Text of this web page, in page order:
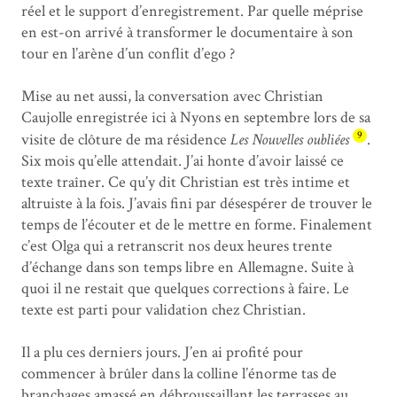
réel et le support d’enregistrement. Par quelle méprise
en est-on arrivé à transformer le documentaire à son
tour en l’arène d’un conflit d’ego ?
Mise au net aussi, la conversation avec Christian
Caujolle enregistrée ici à Nyons en septembre lors de sa
visite de clôture de ma résidence Les Nouvelles oubliées 9 .
Six mois qu’elle attendait. J’ai honte d’avoir laissé ce
texte traîner. Ce qu’y dit Christian est très intime et
altruiste à la fois. J’avais fini par désespérer de trouver le
temps de l’écouter et de le mettre en forme. Finalement
c’est Olga qui a retranscrit nos deux heures trente
d’échange dans son temps libre en Allemagne. Suite à
quoi il ne restait que quelques corrections à faire. Le
texte est parti pour validation chez Christian.
Il a plu ces derniers jours. J’en ai profité pour
commencer à brûler dans la colline l’énorme tas de